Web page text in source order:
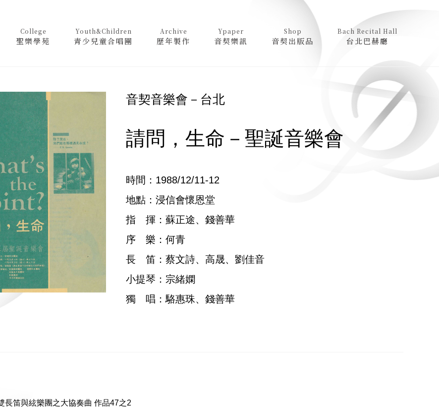
College
聖樂學苑
Youth&Children
青少兒童合唱團
Archive
歷年製作
Ypaper
音契樂訊
Shop
音契出版品
Bach Recital Hall
台北巴赫廳
音契音樂會－台北
請問，生命－聖誕音樂會
時間：1988/12/11-12
地點：浸信會懷恩堂
指 揮：蘇正途、錢善華
序 樂：何青
長 笛：蔡文詩、高晟、劉佳音
小提琴：宗緒嫻
獨 唱：駱惠珠、錢善華
長笛與絃樂團之大協奏曲 作品47之2